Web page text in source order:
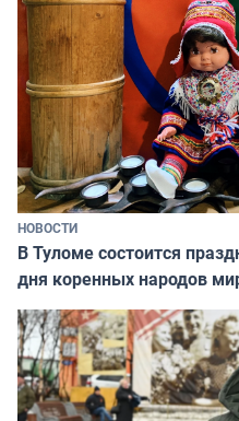
НОВОСТИ
В Туломе состоится
дня коренных народов